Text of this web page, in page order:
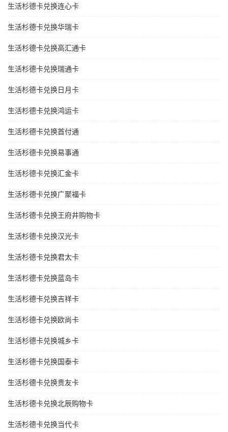
生活杉德卡兑换连心卡
生活杉德卡兑换华瑞卡
生活杉德卡兑换高汇通卡
生活杉德卡兑换瑞通卡
生活杉德卡兑换日月卡
生活杉德卡兑换鸿运卡
生活杉德卡兑换首付通
生活杉德卡兑换易事通
生活杉德卡兑换汇金卡
生活杉德卡兑换广聚福卡
生活杉德卡兑换王府井购物卡
生活杉德卡兑换汉光卡
生活杉德卡兑换君太卡
生活杉德卡兑换蓝岛卡
生活杉德卡兑换吉祥卡
生活杉德卡兑换欧尚卡
生活杉德卡兑换城乡卡
生活杉德卡兑换国泰卡
生活杉德卡兑换贵友卡
生活杉德卡兑换北辰购物卡
生活杉德卡兑换当代卡